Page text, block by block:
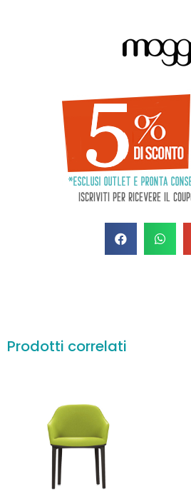
Prodotti correlati